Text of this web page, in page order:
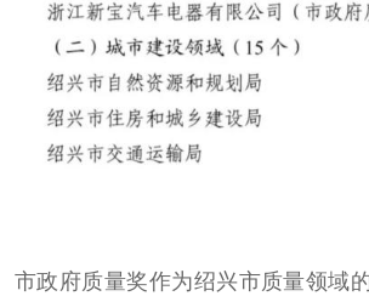
市政府质量奖作为绍兴市质量领域